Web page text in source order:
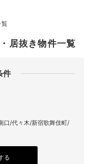
覧
居抜き物件一覧
件
口/代々木/新宿歌舞伎町/
る